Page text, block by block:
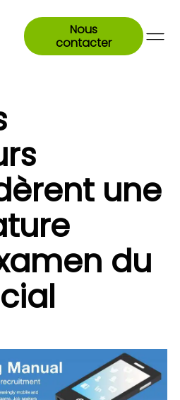
Nous
contacter
une
du